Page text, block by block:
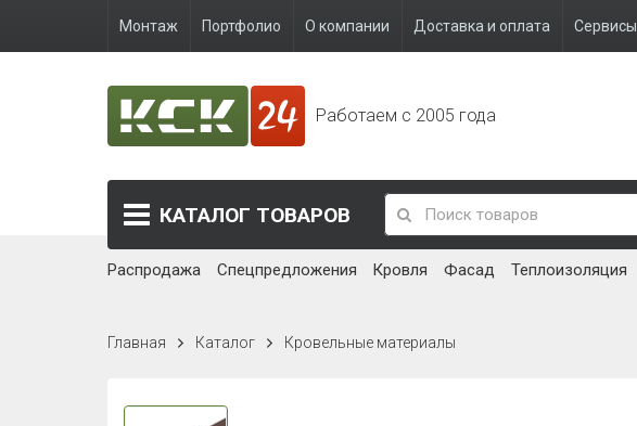
Монтаж Портфолио О компании Доставка и оплата Сервисы
Работаем с 2005 года
КАТАЛОГ ТОВАРОВ
Распродажа Спецпредложения Кровля Фасад Теплоизоляция
Главная Каталог Кровельные материалы